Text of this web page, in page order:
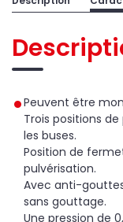
Peuvent être
Trois positions
les buses.
Position de
pulvérisation.
Avec anti-
sans gouttage.
Une pression de